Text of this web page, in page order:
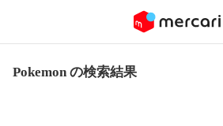
Pokemon の検索結果